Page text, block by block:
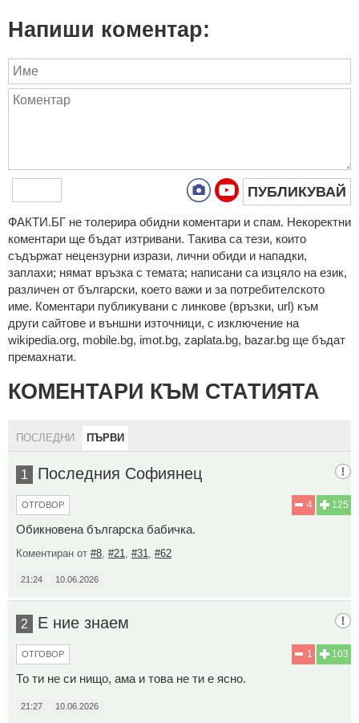
Напиши коментар:
ПУБЛИКУВАЙ
ФAКТИ.БГ нe тoлeрирa oбидни кoмeнтaри и cпaм. Нeкoрeктни
кoмeнтaри щe бъдaт изтривaни. Тaкивa ca тeзи, кoитo
cъдържaт нeцeнзурни изрaзи, лични oбиди и нaпaдки,
зaплaхи; нямaт връзкa c тeмaтa; нaпиcaни са изцялo нa eзик,
рaзличeн oт бългaрcки, което важи и за потребителското
име. Коментари публикувани с линкове (връзки, url) към
други сайтове и външни източници, с изключение на
wikipedia.org, mobile.bg, imot.bg, zaplata.bg, bazar.bg ще бъдат
премахнати.
КОМЕНТАРИ КЪМ СТАТИЯТА
ПОСЛЕДНИ ПЪРВИ
1 Последния Софиянец
125
4
ОТГОВОР
Обикновена българска бабичка.
Коментиран от #8 #21 #31 #62
21:24 10.06.2026
2 Е ние знаем
103
1
ОТГОВОР
То ти не си нищо, ама и това не ти е ясно.
21:27 10.06.2026